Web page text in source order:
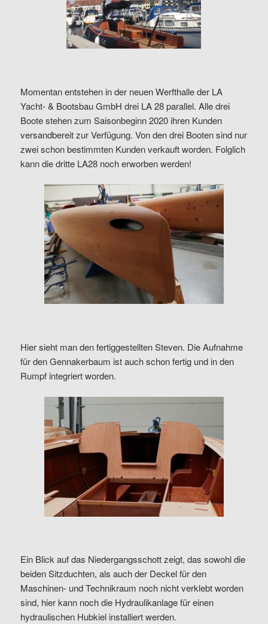
Momentan entstehen in der neuen Werfthalle der LA
Yacht- & Bootsbau GmbH drei LA 28 parallel. Alle drei
Boote stehen zum Saisonbeginn 2020 ihren Kunden
versandbereit zur Verfügung. Von den drei Booten sind nur
zwei schon bestimmten Kunden verkauft worden. Folglich
kann die dritte LA28 noch erworben werden!
Hier sieht man den fertiggestellten Steven. Die Aufnahme
für den Gennakerbaum ist auch schon fertig und in den
Rumpf integriert worden.
Ein Blick auf das Niedergangsschott zeigt, das sowohl die
beiden Sitzduchten, als auch der Deckel für den
Maschinen- und Technikraum noch nicht verklebt worden
sind, hier kann noch die Hydraulikanlage für einen
hydraulischen Hubkiel installiert werden.